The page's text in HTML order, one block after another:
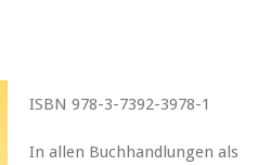
ISBN 978-3-7392-3978-1
In allen Buchhandlungen als